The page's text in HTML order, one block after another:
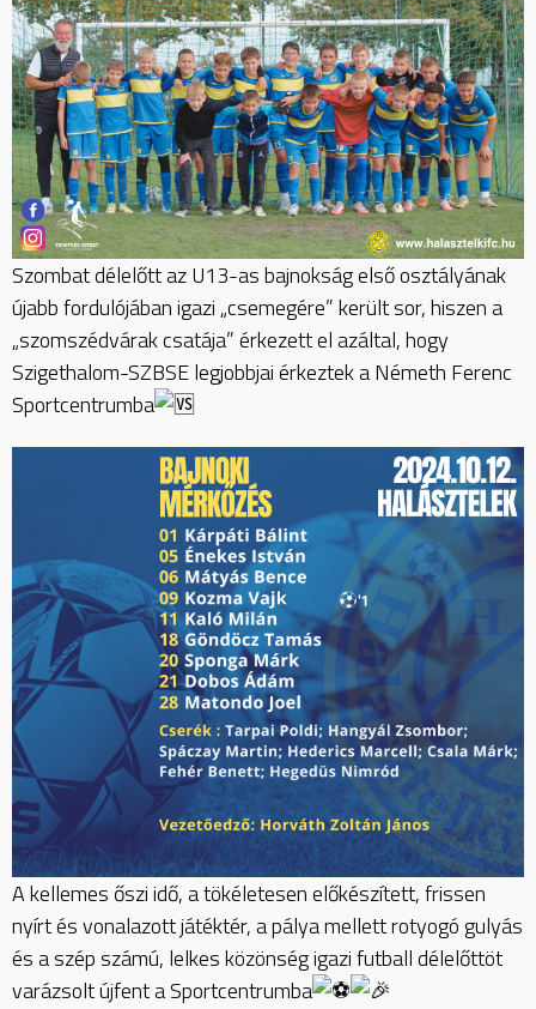
Szombat délelőtt az U13-as bajnokság első osztályának
újabb fordulójában igazi „csemegére” került sor, hiszen a
„szomszédvárak csatája” érkezett el azáltal, hogy
Szigethalom-SZBSE legjobbjai érkeztek a Németh Ferenc
Sportcentrumba
A kellemes őszi idő, a tökéletesen előkészített, frissen
nyírt és vonalazott játéktér, a pálya mellett rotyogó gulyás
és a szép számú, lelkes közönség igazi futball délelőttöt
varázsoltújfent a Sportcentrumba